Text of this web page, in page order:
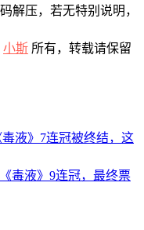
解压，若无特别说明，
小斯 所有，转载请保留
液》7连冠被终结，这
毒液》9连冠，最终票